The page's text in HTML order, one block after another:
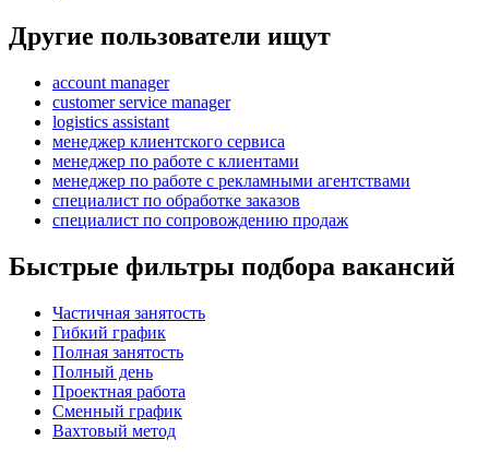
Другие пользователи ищут
account manager
customer service manager
logistics assistant
менеджер клиентского сервиса
менеджер по работе с клиентами
менеджер по работе с рекламными агентствами
специалист по обработке заказов
специалист по сопровождению продаж
Быстрые фильтры подбора вакансий
Частичная занятость
Гибкий график
Полная занятость
Полный день
Проектная работа
Сменный график
Вахтовый метод